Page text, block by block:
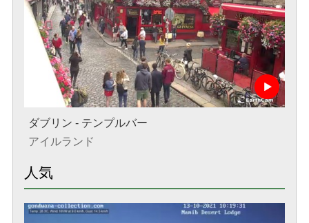
ダブリン - テンプルバー
アイルランド
人気